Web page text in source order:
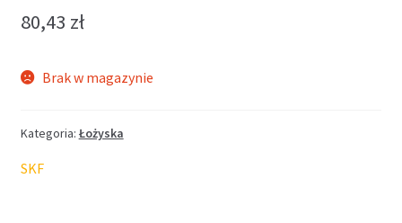
80,43 zł
Brak w magazynie
Kategoria: Łożyska
SKF